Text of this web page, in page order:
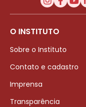
O INSTITUTO
Sobre o Instituto
Contato e cadastro
Imprensa
Transparência